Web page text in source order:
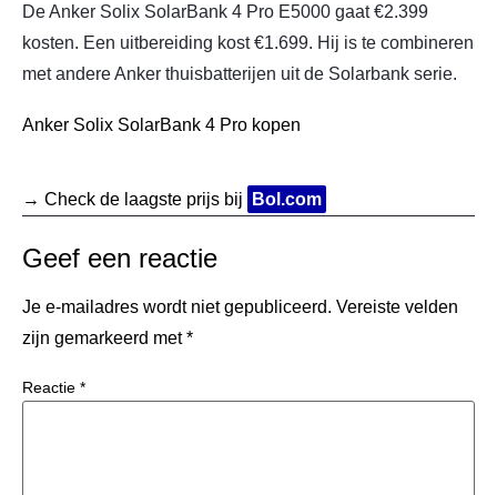
De Anker Solix SolarBank 4 Pro E5000 gaat €2.399
kosten. Een uitbereiding kost €1.699. Hij is te combineren
met andere Anker thuisbatterijen uit de Solarbank serie.
Anker Solix SolarBank 4 Pro kopen
→ Check de laagste prijs bij Bol.com
Geef een reactie
Je e-mailadres wordt niet gepubliceerd. Vereiste velden
zijn gemarkeerd met*
Reactie *